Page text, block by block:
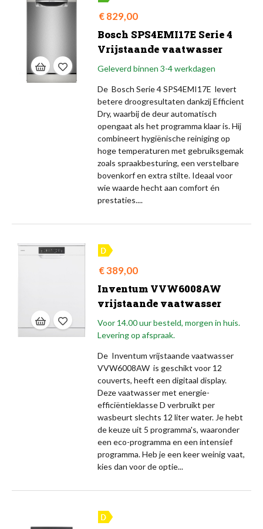
Prijs
€ 829,00
Bosch SPS4EMI17E Serie 4
Vrijstaande vaatwasser
Geleverd binnen 3-4 werkdagen
De Bosch Serie 4 SPS4EMI17E levert
betere droogresultaten dankzij Efficient
Dry, waarbij de deur automatisch
opengaat als het programma klaar is. Hij
combineert hygiënische reiniging op
hoge temperaturen met gebruiksgemak
zoals spraakbesturing, een verstelbare
bovenkorf en extra stilte. Ideaal voor
wie waarde hecht aan comfort én
prestaties....
Prijs
€ 389,00
Inventum VVW6008AW
vrijstaande vaatwasser
Voor 14.00 uur besteld, morgen in huis.
Levering op afspraak.
De Inventum vrijstaande vaatwasser
VVW6008AW is geschikt voor 12
couverts, heeft een digitaal display.
Deze vaatwasser met energie-
efficiëntieklasse D verbruikt per
wasbeurt slechts 12 liter water. Je hebt
de keuze uit 5 programma's, waaronder
een eco-programma en een intensief
programma. Heb je een keer weinig vaat,
kies dan voor de optie...